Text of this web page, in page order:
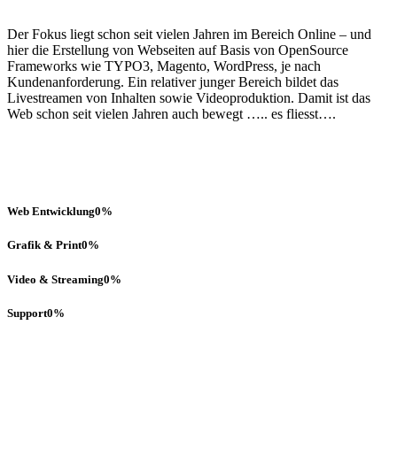
Der Fokus liegt schon seit vielen Jahren im Bereich Online – und
hier die Erstellung von Webseiten auf Basis von OpenSource
Frameworks wie TYPO3, Magento, WordPress, je nach
Kundenanforderung. Ein relativer junger Bereich bildet das
Livestreamen von Inhalten sowie Videoproduktion. Damit ist das
Web schon seit vielen Jahren auch bewegt ….. es fliesst….
Web Entwicklung0%
Grafik & Print0%
Video & Streaming0%
Support0%